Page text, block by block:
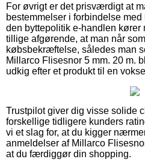
For øvrigt er det prisværdigt at
bestemmelser i forbindelse
den byttepolitik e-handlen kører
tillige afgørende, at man når
købsbekræftelse, således man
Millarco Flisesnor 5 mm. 20 m.
udkig efter et produkt til en
Trustpilot giver dig visse solide
forskellige tidligere kunders
vi et slag for, at du kigger
anmeldelser af Millarco
at du færdiggør din shopping.